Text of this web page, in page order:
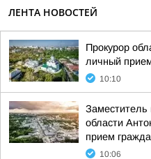
ЛЕНТА НОВОСТЕЙ
Прокурор
личный
10:10
Заместитель
области
прием
10:06